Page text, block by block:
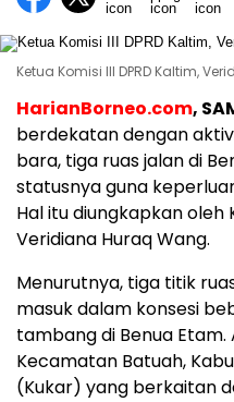
Ketua Komisi III DPRD Kaltim,
HarianBorneo.com,
berdekatan dengan
bara, tiga ruas jalan di
statusnya guna
Hal itu diungkapkan oleh
Veridiana Huraq Wang.
Menurutnya, tiga titik
masuk dalam konsesi
tambang di Benua
Kecamatan Batuah,
(Kukar) yang berkaitan